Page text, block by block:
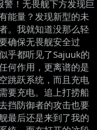
！无畏舰下方发现巨
能量？发现新型的未
。我就知道没那么轻
确保无畏舰安全过
乎都听见了Sajuuk的
何作用，更离谱的是
跳跃系统，而且充电
要充电。追上打捞船
挡防御者的攻击也要
最后还是来到了我的